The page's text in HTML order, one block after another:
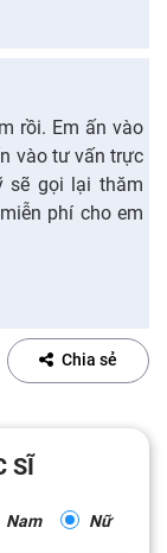
rồi. Em ấn vào
vào tư vấn trực
sẽ gọi lại thăm
phí cho em
Chia sẻ
SĨ
Nam Nữ